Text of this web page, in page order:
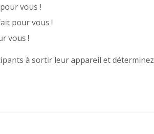
vous !
pour vous !
vous !
à sortir leur appareil et déterminez